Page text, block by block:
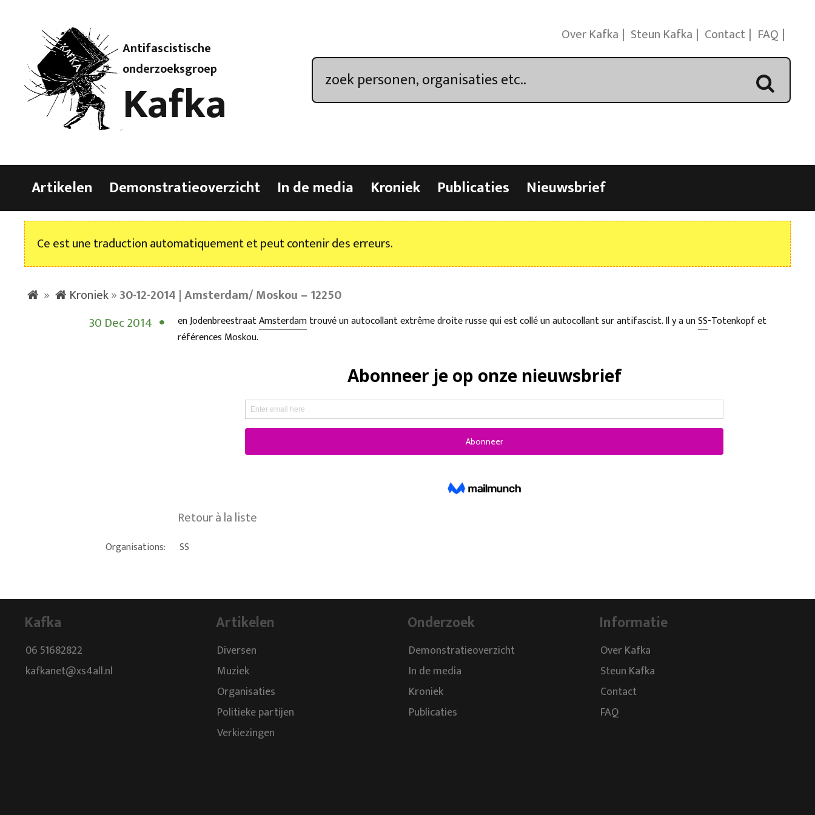
Antifascistische
onderzoeksgroep
Kafka
Over Kafka Steun Kafka Contact FAQ
Artikelen Demonstratieoverzicht In de media Kroniek Publicaties Nieuwsbrief
Ce est une traduction automatiquement et peut contenir des erreurs.
» Kroniek»30-12-2014 | Amsterdam/ Moskou – 12250
30 Dec 2014
en JodenbreestraatAmsterdamtrouvé un autocollant extrême droite russe qui est collé un autocollant sur antifascist. Il y a unSS-Totenkopf et
références Moskou.
Retour à la liste
Organisations: SS
Kafka
06 51682822
kafkanet@xs4all.nl
Artikelen
Diversen
Muziek
Organisaties
Politieke partijen
Verkiezingen
Onderzoek
Demonstratieoverzicht
In de media
Kroniek
Publicaties
Informatie
Over Kafka
Steun Kafka
Contact
FAQ